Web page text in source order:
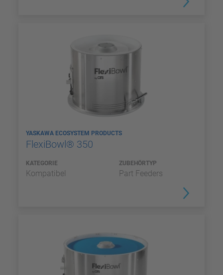
YASKAWA ECOSYSTEM PRODUCTS
FlexiBowl® 350
KATEGORIE
Kompatibel
ZUBEHÖRTYP
Part Feeders